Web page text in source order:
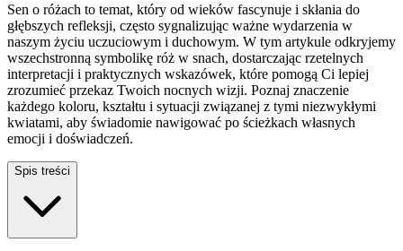
Sen o różach to temat, który od wieków fascynuje i skłania do
głębszych refleksji, często sygnalizując ważne wydarzenia w
naszym życiu uczuciowym i duchowym. W tym artykule odkryjemy
wszechstronną symbolikę róż w snach, dostarczając rzetelnych
interpretacji i praktycznych wskazówek, które pomogą Ci lepiej
zrozumieć przekaz Twoich nocnych wizji. Poznaj znaczenie
każdego koloru, kształtu i sytuacji związanej z tymi niezwykłymi
kwiatami, aby świadomie nawigować po ścieżkach własnych
emocji i doświadczeń.
Spis treści